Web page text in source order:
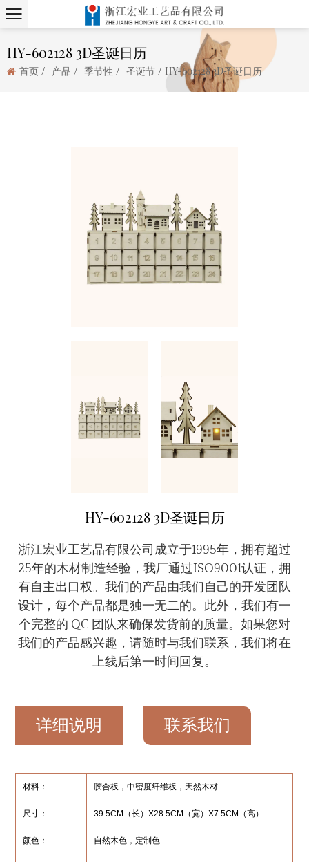
HY-602128 3D圣诞日历
首页 / 产品 / 季节性 / 圣诞节 / HY-602128 3D圣诞日历
HY-602128 3D圣诞日历
浙江宏业工艺品有限公司成立于1995年，拥有超过
25年的木材制造经验，我厂通过ISO9001认证，拥
有自主出口权。我们的产品由我们自己的开发团队
设计，每个产品都是独一无二的。此外，我们有一
个完整的 QC 团队来确保发货前的质量。如果您对
我们的产品感兴趣，请随时与我们联系，我们将在
上线后第一时间回复。
详细说明 联系我们
材料： 胶合板，中密度纤维板，天然木材
尺寸： 39.5CM（长）X28.5CM（宽）X7.5CM（高）
颜色： 自然木色，定制色